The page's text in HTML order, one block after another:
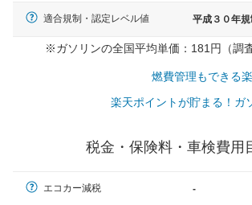
適合規制・認定レベル値 平成３０年規
※ガソリンの全国平均単価：181円（調
燃費管理もできる
楽天ポイントが貯まる！ガ
税金・保険料・車検費用
エコカー減税 -